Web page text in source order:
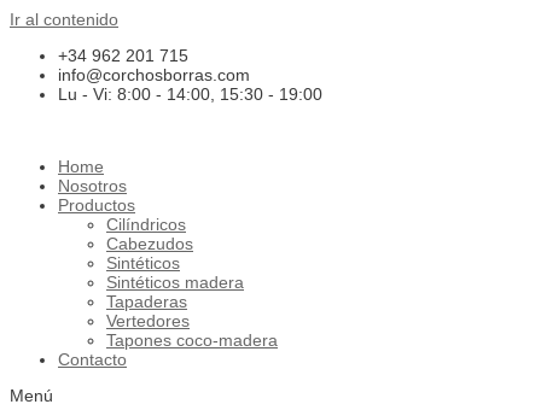
Ir al contenido
+34 962 201 715
info@corchosborras.com
Lu - Vi: 8:00 - 14:00, 15:30 - 19:00
Home
Nosotros
Productos
Cilíndricos
Cabezudos
Sintéticos
Sintéticos madera
Tapaderas
Vertedores
Tapones coco-madera
Contacto
Menú